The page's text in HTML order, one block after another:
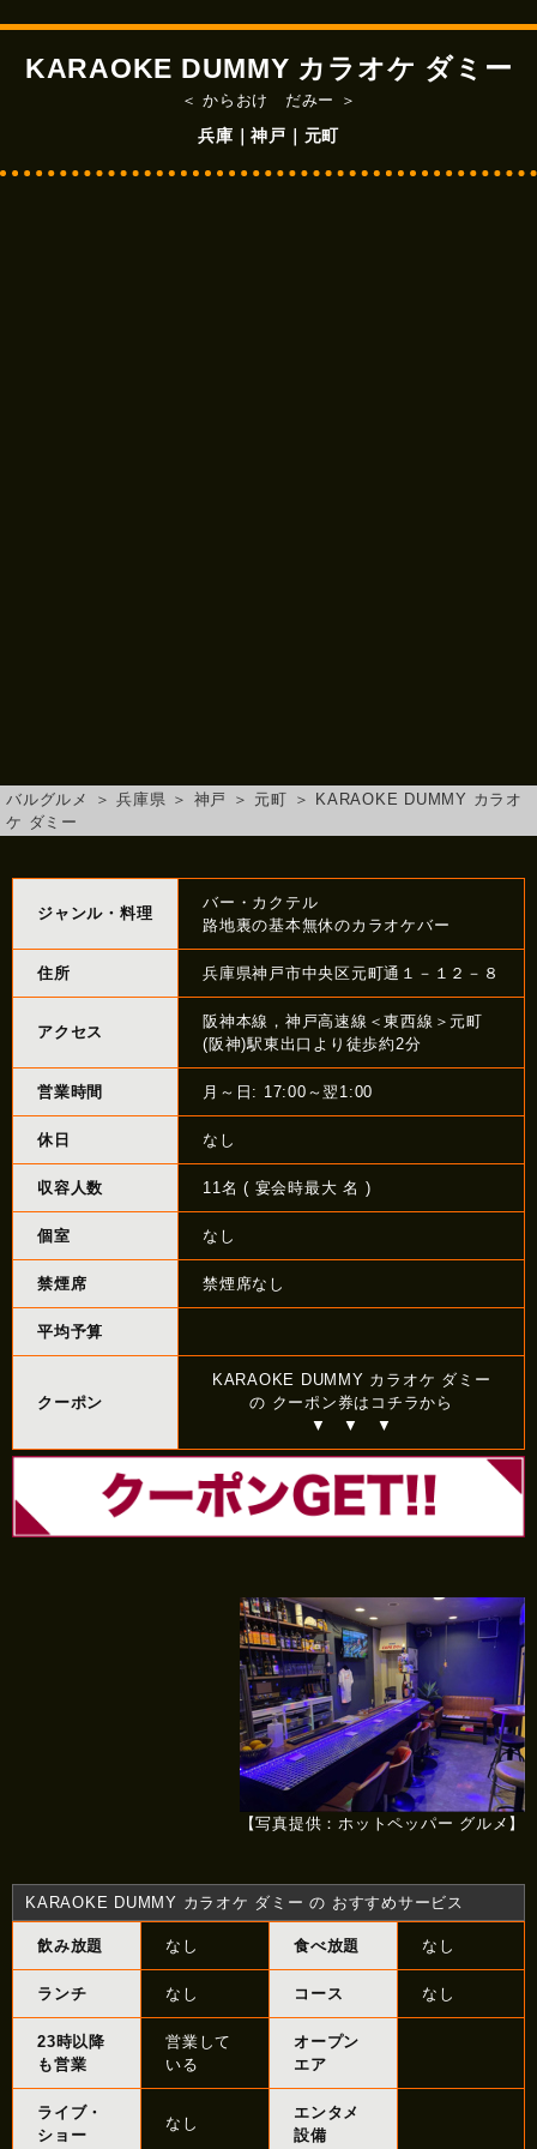
KARAOKE DUMMY カラオケ ダミー
＜ からおけ だみー ＞
兵庫｜神戸｜元町
バルグルメ ＞ 兵庫県 ＞ 神戸 ＞ 元町 ＞
KARAOKE DUMMY カラオ
ケ ダミー
ジャンル・料理
バー・カクテル
路地裏の基本無休のカラオケバー
住所 兵庫県神戸市中央区元町通１－１２－８
アクセス
阪神本線，神戸高速線＜東西線＞元町
(阪神)駅東出口より徒歩約2分
営業時間 月～日: 17:00～翌1:00
休日 なし
収容人数 11名 ( 宴会時最大 名 )
個室 なし
禁煙席 禁煙席なし
平均予算
クーポン
KARAOKE DUMMY カラオケ ダミー
の クーポン券はコチラから
▼ ▼ ▼
【写真提供：ホットペッパー グルメ】
KARAOKE DUMMY カラオケ ダミー の おすすめサービス
飲み放題 なし 食べ放題 なし
ランチ なし コース なし
23時以降
も営業
営業して
いる
オープン
エア
ライブ・
ショー
なし
エンタメ
設備